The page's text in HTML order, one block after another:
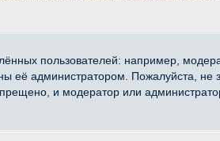
пользователей: например,
её администратором. Пожалуйста, не
и модератор или